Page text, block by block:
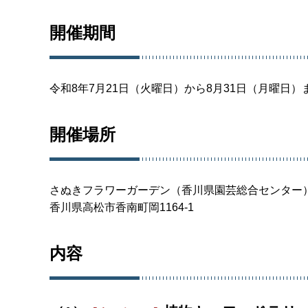
開催期間
令和8年7月21日（火曜日）から8月31日（月曜日）
開催場所
さぬきフラワーガーデン（香川県園芸総合センター
香川県高松市香南町岡1164-1
内容